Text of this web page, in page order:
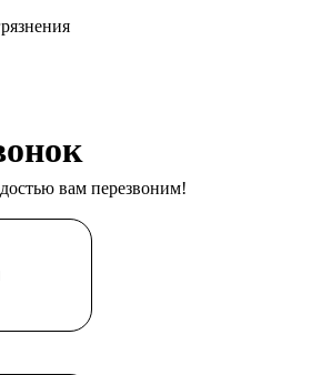
вам перезвоним!